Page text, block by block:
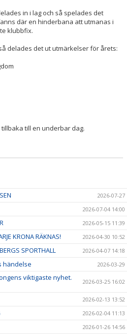
in i lag och så spelades det
där en hinderbana att utmanas i
klubbfix.
delades det ut utmärkelser för årets:
till en underbar dag.
2026-07-27
2026-07-04 14:00
2026-05-15 11:39
KRONA RÄKNAS! 2026-04-30 10:52
SPORTHALL 2026-04-07 14:18
händelse 2026-03-29
viktigaste nyhet.
2026-03-25 16:02
2026-02-13 13:52
2026-02-04 11:13
2026-01-26 14:56